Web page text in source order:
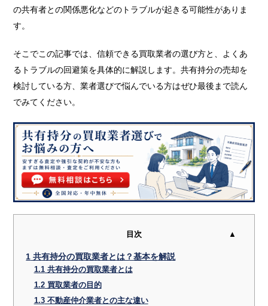
の共有者との関係悪化などのトラブルが起きる可能性がありま
す。
そこでこの記事では、信頼できる買取業者の選び方と、よくあ
るトラブルの回避策を具体的に解説します。共有持分の売却を
検討している方、業者選びで悩んでいる方はぜひ最後まで読ん
でみてください。
目次
1 共有持分の買取業者とは？基本を解説
1.1共有持分の買取業者とは
1.2買取業者の目的
1.3不動産仲介業者との主な違い